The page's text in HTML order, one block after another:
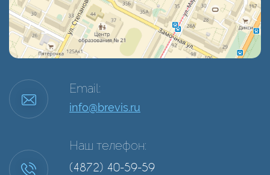
Email:
info@brevis.ru
Наш телефон:
(4872) 40-59-59